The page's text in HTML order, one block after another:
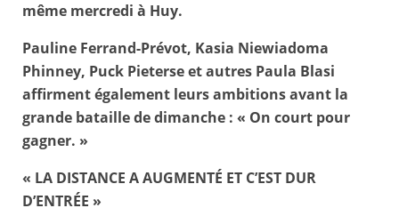
même mercredi à Huy.
Pauline Ferrand-Prévot, Kasia Niewiadoma
Phinney, Puck Pieterse et autres Paula Blasi
affirment également leurs ambitions avant la
grande bataille de dimanche : « On court pour
gagner. »
« LA DISTANCE A AUGMENTÉ ET C’EST DUR
D’ENTRÉE »